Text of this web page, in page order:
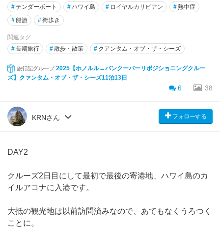
# テンダーボート #ハワイ島 # ロイヤルカリビアン #熱中症
#船旅 #街歩き
関連タグ
#長期旅行 #散歩・散策 # クアンタム・オブ・ザ・シーズ
旅行記グループ 2025【ホノルル→バンクーバーリポジショニングクルー
ズ】クァンタム・オブ・ザ・シーズ11泊13日
6 38
KRNさん フォローする
DAY2
クルーズ2日目にして最初で最後の寄港地、ハワイ島のカ
イルアコナに入港です。
大抵の観光地は以前訪問済みなので、あてもなくうろつく
ことに。